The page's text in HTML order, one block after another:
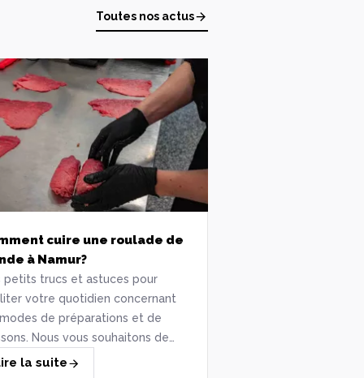
Toutes nos actus
cuire une roulade de
viande à Namur?
petits trucs et astuces pour
votre quotidien concernant
de préparations et de
Nous vous souhaitons de
instants gourmands.
la suite